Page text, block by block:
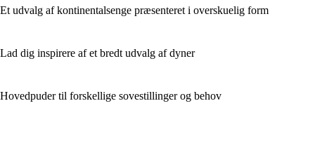
Et udvalg af kontinentalsenge præsenteret i overskuelig form
Lad dig inspirere af et bredt udvalg af dyner
Hovedpuder til forskellige sovestillinger og behov